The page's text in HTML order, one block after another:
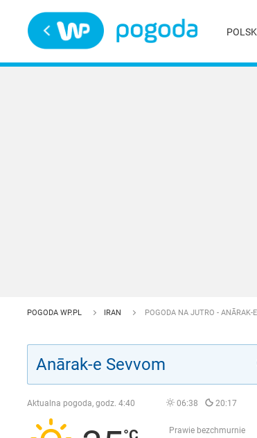
POGODA WP.PL IRAN POGODA NA JUTRO - ANĀRAK-
Aktualna pogoda, godz. 4:40 06:38 20:17
Prawie bezchmurnie